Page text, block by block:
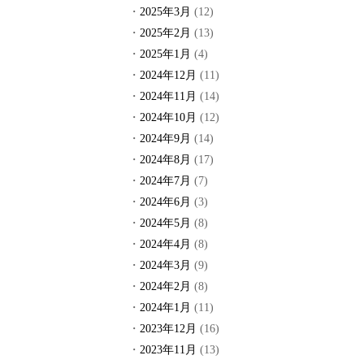
2025年3月 (12)
2025年2月 (13)
2025年1月 (4)
2024年12月 (11)
2024年11月 (14)
2024年10月 (12)
2024年9月 (14)
2024年8月 (17)
2024年7月 (7)
2024年6月 (3)
2024年5月 (8)
2024年4月 (8)
2024年3月 (9)
2024年2月 (8)
2024年1月 (11)
2023年12月 (16)
2023年11月 (13)